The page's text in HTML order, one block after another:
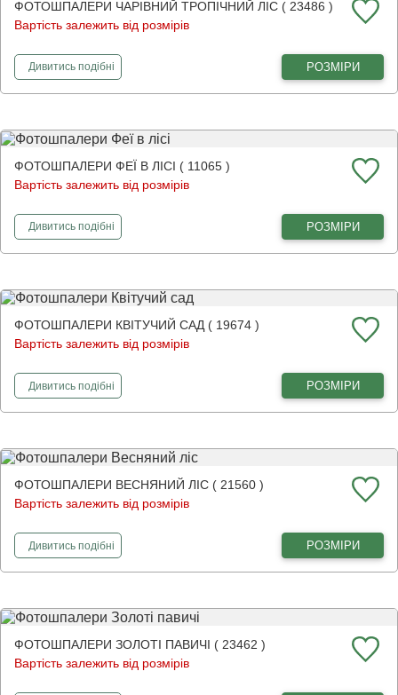
ФОТОШПАЛЕРИ ЧАРІВНИЙ ТРОПІЧНИЙ ЛІС ( 23486 )
Вартість залежить від розмірів
Дивитисьфотошпалери
подібні РОЗМІРИ
ФОТОШПАЛЕРИ ФЕЇ В ЛІСІ ( 11065 )
Вартість залежить від розмірів
Дивитисьфотошпалери
подібні РОЗМІРИ
ФОТОШПАЛЕРИ КВІТУЧИЙ САД ( 19674 )
Вартість залежить від розмірів
Дивитисьфотошпалери
подібні РОЗМІРИ
ФОТОШПАЛЕРИ ВЕСНЯНИЙ ЛІС ( 21560 )
Вартість залежить від розмірів
Дивитисьфотошпалери
подібні РОЗМІРИ
ФОТОШПАЛЕРИ ЗОЛОТІ ПАВИЧІ ( 23462 )
Вартість залежить від розмірів